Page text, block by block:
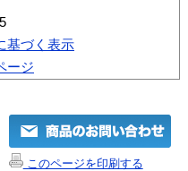
基づく表示
ージ
このページを印刷する